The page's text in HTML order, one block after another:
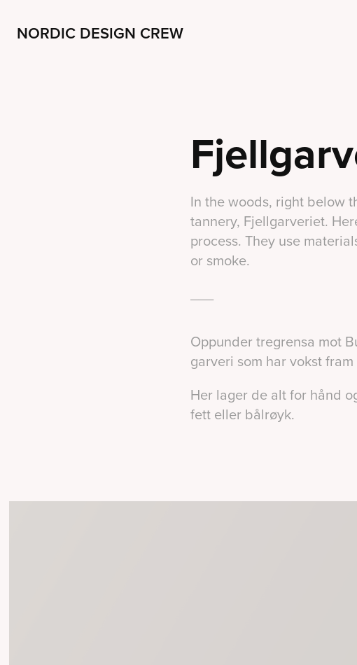
NORDIC DESIGN CREW
In the woods, right below
tannery, Fjellgarveriet.
process. They use
or smoke.
Oppunder tregrensa mot
garveri som har vokst
Her lager de alt for hånd
fett eller bålrøyk.